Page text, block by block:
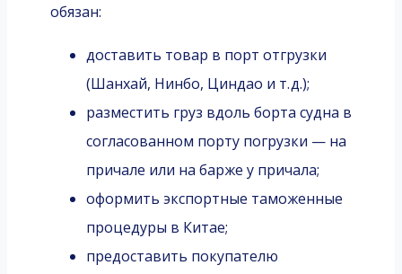
обязан:
доставить товар в порт отгрузки
(Шанхай, Нинбо, Циндао и т. д.);
разместить груз вдоль борта судна в
согласованном порту погрузки — на
причале или на барже у причала;
оформить экспортные таможенные
процедуры в Китае;
предоставить покупателю